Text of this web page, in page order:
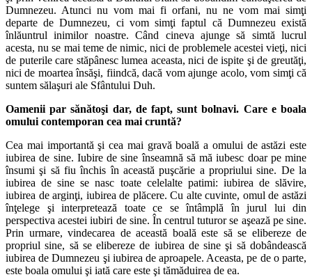
Dumnezeu. Atunci nu vom mai fi orfani, nu ne vom mai simţi
departe de Dumnezeu, ci vom simţi faptul că Dumnezeu există
înlăuntrul inimilor noastre. Când cineva ajunge să simtă lucrul
acesta, nu se mai teme de nimic, nici de problemele acestei vieţi, nici
de puterile care stăpânesc lumea aceasta, nici de ispite şi de greutăţi,
nici de moartea însăşi, fiindcă, dacă vom ajunge acolo, vom simţi că
suntem sălaşuri ale Sfântului Duh.
Oamenii par sănătoşi dar, de fapt, sunt bolnavi. Care e boala
omului contemporan cea mai cruntă?
Cea mai importantă şi cea mai gravă boală a omului de astăzi este
iubirea de sine. Iubire de sine înseamnă să mă iubesc doar pe mine
însumi şi să fiu închis în această puşcărie a propriului sine. De la
iubirea de sine se nasc toate celelalte patimi: iubirea de slăvire,
iubirea de arginţi, iubirea de plăcere. Cu alte cuvinte, omul de astăzi
înţelege şi interpretează toate ce se întâmplă în jurul lui din
perspectiva acestei iubiri de sine. În centrul tuturor se aşează pe sine.
Prin urmare, vindecarea de această boală este să se elibereze de
propriul sine, să se elibereze de iubirea de sine şi să dobândească
iubirea de Dumnezeu şi iubirea de aproapele. Aceasta, pe de o parte,
este boala omului şi iată care este şi tămăduirea de ea.